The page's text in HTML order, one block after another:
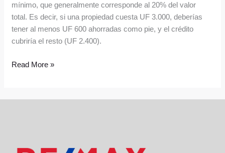
mínimo, que generalmente corresponde al 20% del valor
total. Es decir, si una propiedad cuesta UF 3.000, deberías
tener al menos UF 600 ahorradas como pie, y el crédito
cubriría el resto (UF 2.400).
Read More »